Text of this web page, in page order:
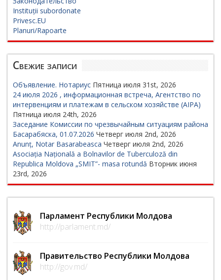
Instituții subordonate
Privesc.EU
Planuri/Rapoarte
Свежие записи
Объявление. Нотариус Пятница июля 31st, 2026
24 июля 2026 , информационная встреча, Агентство по
интервенциям и платежам в сельском хозяйстве (AIPA)
Пятница июля 24th, 2026
Заседание Комиссии по чрезвычайным ситуациям района
Басарабяска, 01.07.2026 Четверг июля 2nd, 2026
Anunț, Notar Basarabeasca Четверг июля 2nd, 2026
Asociația Națională a Bolnavilor de Tuberculoză din
Republica Moldova „SMIT”- masa rotundă Вторник июня
23rd, 2026
Парламент Республики Молдова
http://parlament.md/
Правительство Республики Молдова
http://gov.md/